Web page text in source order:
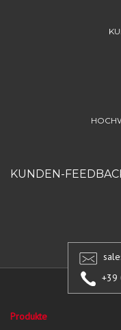
KUNDEN-
+39
Produkte